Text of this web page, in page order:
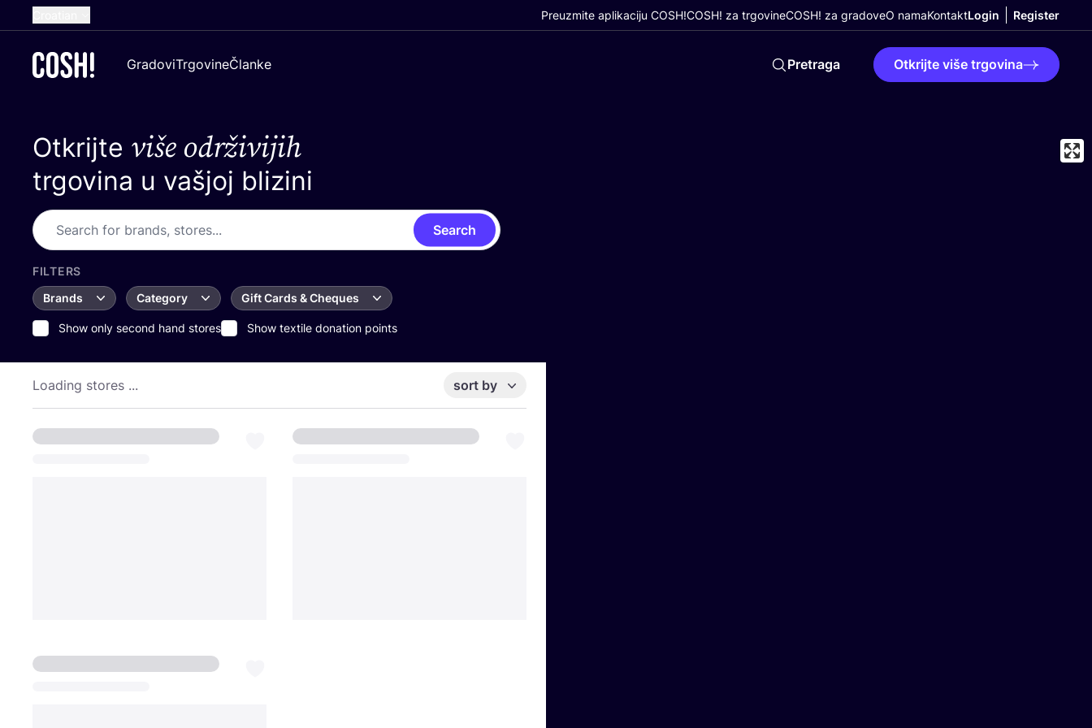
Dutch
Spanish
Preuzmite aplikaciju COSH!COSH! za trgovineCOSH! za gradoveO namaKontaktLogin Register
GradoviTrgovineČlanke Pretraga Otkrijte više trgovina
Otkrijte više održivijih
trgovina u vašjoj blizini
Search
FILTERS
Brands
Category Gift Cards & Cheques
Show only second hand stores Show textile donation points
Loading stores ... sort by